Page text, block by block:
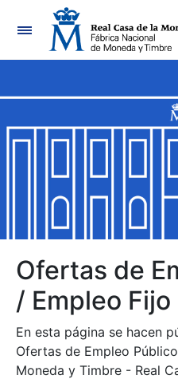
Navegación
Mostrar/Ocultar
Mostrar/Ocultar
Mostrar/Ocultar
Mostrar/Ocultar
Ofertas de
/ Empleo Fijo
En esta página se hacen
Ofertas de Empleo
Moneda y Timbre - Real